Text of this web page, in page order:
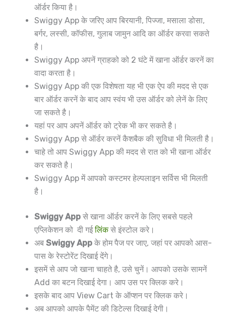
ऑर्डर किया है।
Swiggy App के जरिए आप बिरयानी, पिज्जा, मसाला डोसा,
बर्गर, लस्सी, कॉफीस, गुलाब जामुन आदि का ऑर्डर करवा सकते
है।
Swiggy App अपनें ग्राहको को 2 घंटे में खाना ऑर्डर करनें का
वादा करता है।
Swiggy App की एक विशेषता यह भी एक ऐप की मदद से एक
बार ऑर्डर करनें के बाद आप स्वंय भी उस ऑर्डर को लेनें के लिए
जा सकते है।
यहां पर आप अपनें ऑर्डर को ट्रेक भी कर सकते है।
Swiggy App से ऑर्डर करनें कैशबैक की सुविधा भी मिलती है।
चाहे तो आप Swiggy App की मदद से रात को भी खाना ऑर्डर
कर सकते है।
Swiggy App में आपको कस्टमर हेल्पलाइन सर्विस भी मिलती
है।
Swiggy App से खाना ऑर्डर करनें के लिए सबसे पहले
एप्लिकेशन को दी गईलिंकसे इंस्टोल करे।
अब Swiggy App के होम पैज पर जाए, जहां पर आपको आस-
पास के रेस्टोरेंट दिखाई देंगे।
इसमें से आप जो खाना चाहते है, उसे चुनें। आपको उसके सामनें
Add का बटन दिखाई देगा। आप उस पर क्लिक करे।
इसके बाद आप View Cart के ऑप्शन पर क्लिक करे।
अब आपको आपके पैमेंट की डिटेल्स दिखाई देगी।